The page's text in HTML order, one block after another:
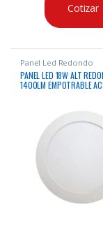
Cotizar
Panel Led Redondo
PANEL LED 18W ALT
1400LM EMPOTRABLE